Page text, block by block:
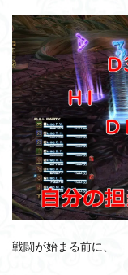
戦闘が始まる前に、